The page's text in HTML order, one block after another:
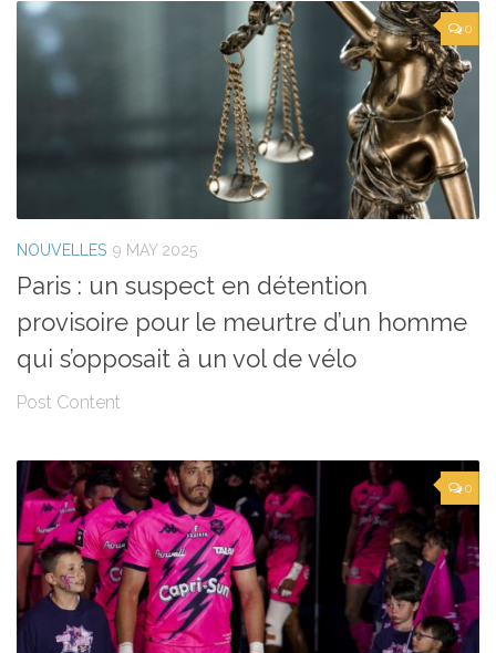
0
NOUVELLES 9 MAY 2025
Paris : un suspect en détention
provisoire pour le meurtre d’un homme
qui s’opposait à un vol de vélo
Post Content
0